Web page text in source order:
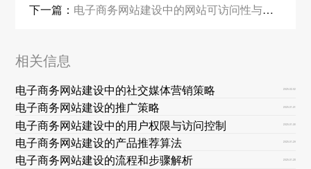
下一篇： 电子商务网站建设中的网站可访问性与兼容性优化
相关信息
电子商务网站建设中的社交媒体营销策略 2025-02-02
电子商务网站建设的推广策略 2025-01-31
电子商务网站建设中的用户权限与访问控制 2025-01-30
电子商务网站建设的产品推荐算法 2025-01-29
电子商务网站建设的流程和步骤解析 2025-01-28